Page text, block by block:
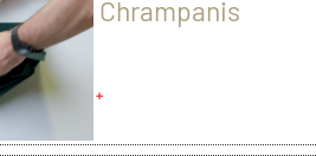
Chrampanis